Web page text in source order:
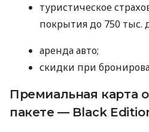
туристическое
покрытия до 750 тыс.
аренда авто;
скидки при
Премиальная карта
пакете — Black